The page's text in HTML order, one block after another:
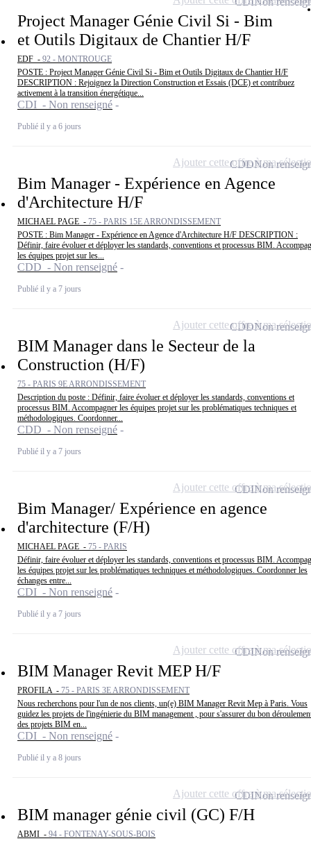
Project Manager Génie Civil Si - Bim
et Outils Digitaux de Chantier H/F
EDF - 92 - MONTROUGE
POSTE : Project Manager Génie Civil Si - Bim et Outils Digitaux de Chantier H/F
DESCRIPTION : Rejoignez la Direction Construction et Essais (DCE) et contribuez
activement à la transition énergétique...
CDI - Non renseigné
Publié il y a 6 jours
Bim Manager - Expérience en Agence
d'Architecture H/F
MICHAEL PAGE - 75 - PARIS 15E ARRONDISSEMENT
POSTE : Bim Manager - Expérience en Agence d'Architecture H/F DESCRIPTION :
Définir, faire évoluer et déployer les standards, conventions et processus BIM.
les équipes projet sur les...
CDD - Non renseigné
Publié il y a 7 jours
CDDNon
Ajouter cette offre à ma
BIM Manager dans le Secteur de la
Construction (H/F)
75 - PARIS 9E ARRONDISSEMENT
Description du poste : Définir, faire évoluer et déployer les standards, conventions et
processus BIM. Accompagner les équipes projet sur les problématiques techniques et
méthodologiques. Coordonner...
CDD - Non renseigné
Publié il y a 7 jours
CDDNon
Ajouter cette offre à ma
Bim Manager/ Expérience en agence
d'architecture (F/H)
MICHAEL PAGE - 75 - PARIS
Définir, faire évoluer et déployer les standards, conventions et processus BIM.
les équipes projet sur les problématiques techniques et méthodologiques. Coordonner les
échanges entre...
CDI - Non renseigné
Publié il y a 7 jours
CDINon
Ajouter cette offre à ma
BIM Manager Revit MEP H/F
PROFILA - 75 - PARIS 3E ARRONDISSEMENT
Nous recherchons pour l'un de nos clients, un(e) BIM Manager Revit Mep à Paris. Vous
guidez les projets de l'ingénierie du BIM management , pour s'assurer du bon
des projets BIM en...
CDI - Non renseigné
Publié il y a 8 jours
CDINon
Ajouter cette offre à ma
BIM manager génie civil (GC) F/H
ABMI - 94 - FONTENAY-SOUS-BOIS
CDINon
Ajouter cette offre à ma